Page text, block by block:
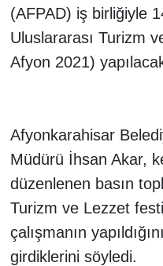
(AFPAD) iş birliğiyle
Uluslararası Turizm
Afyon 2021)
Afyonkarahisar
Müdürü İhsan Akar,
düzenlenen basın
Turizm ve Lezzet
çalışmanın
girdiklerini söyledi.